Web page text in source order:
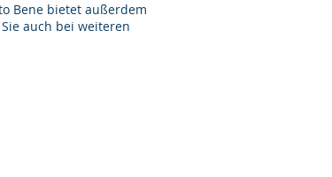
Bene bietet außerdem
auch bei weiteren